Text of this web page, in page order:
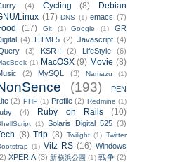
(4) Cycling (8)
Debian
Linux (17) DNS (1) emacs (7)
(17) Git (1) Google (1)
GR
(4) HTML5 (2) Javascript (4)
(3) KSR-I (2) LifeStyle (6)
(1) MacOSX (9) Movie (8)
(2) MySQL (3) Namazu (1)
(193)
PEN
(2) PHP (1) Profile (2) Redmine (1)
(4) Ruby on Rails (10)
(1) Solaris Digital 525 (3)
(8) Trip (8) Twilight (1) Twitter
(1) Vitz RS (16) Windows
XPERIA (3) 新横浜公園 (1) 戦争 (2)